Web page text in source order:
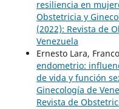
resiliencia en
Obstetricia y
(2022): Revista de
Venezuela
Ernesto Lara,
endometrio:
de vida y función
Ginecología de
Revista de